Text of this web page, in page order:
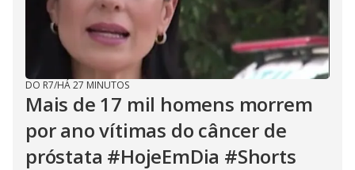
o
DO R7/HÁ 27 MINUTOS
Mais de 17 mil homens morrem
por ano vítimas do câncer de
próstata #HojeEmDia #Shorts